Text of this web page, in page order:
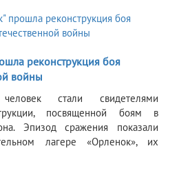
реконструкция боя
войны
стали свидетелями
посвященной боям в
Эпизод сражения показали
лагере «Орленок», их